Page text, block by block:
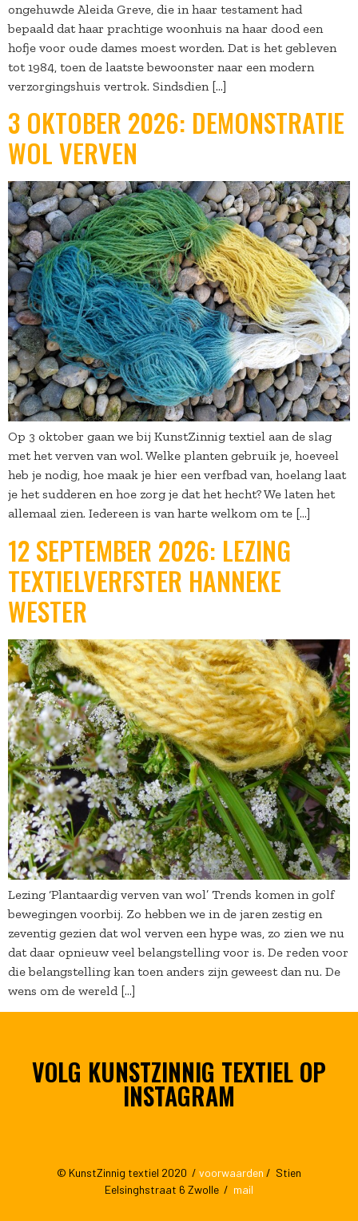
ongehuwde Aleida Greve, die in haar testament had
bepaald dat haar prachtige woonhuis na haar dood een
hofje voor oude dames moest worden. Dat is het gebleven
tot 1984, toen de laatste bewoonster naar een modern
verzorgingshuis vertrok. Sindsdien […]
3 OKTOBER 2026: DEMONSTRATIE
WOL VERVEN
Op 3 oktober gaan we bij KunstZinnig textiel aan de slag
met het verven van wol. Welke planten gebruik je, hoeveel
heb je nodig, hoe maak je hier een verfbad van, hoelang laat
je het sudderen en hoe zorg je dat het hecht? We laten het
allemaal zien. Iedereen is van harte welkom om te […]
12 SEPTEMBER 2026: LEZING
TEXTIELVERFSTER HANNEKE
WESTER
Lezing ‘Plantaardig verven van wol’ Trends komen in golf
bewegingen voorbij. Zo hebben we in de jaren zestig en
zeventig gezien dat wol verven een hype was, zo zien we nu
dat daar opnieuw veel belangstelling voor is. De reden voor
die belangstelling kan toen anders zijn geweest dan nu. De
wens om de wereld […]
VOLG KUNSTZINNIG TEXTIEL OP
INSTAGRAM
© KunstZinnig textiel 2020 / voorwaarden / Stien
Eelsinghstraat 6 Zwolle / mail